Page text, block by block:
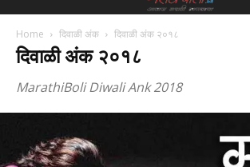
Home दिवाळी अंक दिवाळी अंक २०१८
दिवाळी अंक २०१८
MarathiBoli Diwali Ank 2018